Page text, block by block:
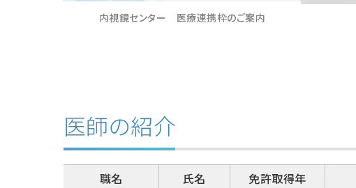
内視鏡センター 医療連携枠のご案内
医師の紹介
職名 氏名 免許取得年